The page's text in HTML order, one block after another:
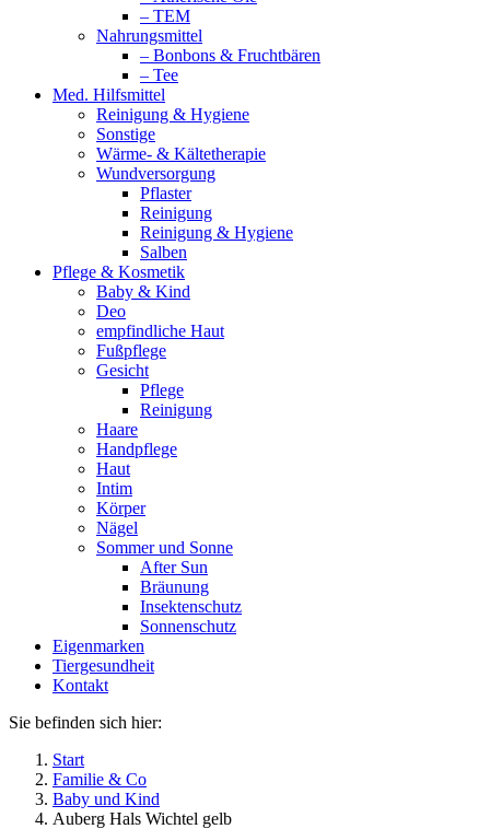
– TEM
Nahrungsmittel
– Bonbons & Fruchtbären
– Tee
Med. Hilfsmittel
Reinigung & Hygiene
Sonstige
Wärme- & Kältetherapie
Wundversorgung
Pflaster
Reinigung
Reinigung & Hygiene
Salben
Pflege & Kosmetik
Baby & Kind
Deo
empfindliche Haut
Fußpflege
Gesicht
Pflege
Reinigung
Haare
Handpflege
Haut
Intim
Körper
Nägel
Sommer und Sonne
After Sun
Bräunung
Insektenschutz
Sonnenschutz
Eigenmarken
Tiergesundheit
Kontakt
Sie befinden sich hier:
Start
Familie & Co
Baby und Kind
Auberg Hals Wichtel gelb